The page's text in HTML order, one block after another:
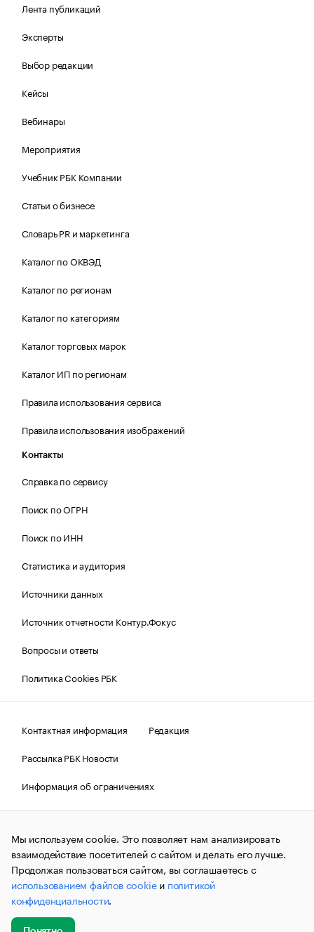
Лента публикаций
Эксперты
Выбор редакции
Кейсы
Вебинары
Мероприятия
Учебник РБК Компании
Статьи о бизнесе
Словарь PR и маркетинга
Каталог по ОКВЭД
Каталог по регионам
Каталог по категориям
Каталог торговых марок
Каталог ИП по регионам
Правила использования сервиса
Правила использования изображений
Контакты
Справка по сервису
Поиск по ОГРН
Поиск по ИНН
Статистика и аудитория
Источники данных
Источник отчетности Контур.Фокус
Вопросы и ответы
Политика Cookies РБК
Контактная информация
Редакция
Рассылка РБК Новости
Информация об ограничениях
Правовая информация
О соблюдении авторских прав
© АО «РОСБИЗНЕСКОНСАЛТИНГ»,1995–2026.Сообщения
и материалы информационного агентства «РБК»
(зарегистрировано Федеральной службой по надзору в сфере
связи, информационных технологий и массовых
коммуникаций (Роскомнадзор) 09.12.2015 за номером ИА
№ФС77-63848) сопровождаются пометкой «РБК». Отдельные
публикации могут содержать информацию,
не предназначенную для пользователей
Мы используем cookie. Это позволяет нам анализировать
взаимодействие посетителей с сайтом и делать его лучше.
Продолжая пользоваться сайтом, вы соглашаетесь с
использованием файлов cookieи политикой
конфиденциальности.